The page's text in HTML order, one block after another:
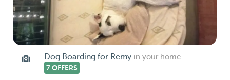
Dog Boarding for Remy in your home
7 OFFERS